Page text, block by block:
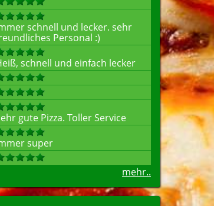
schnell und lecker. sehr
Personal :)
schnell und einfach lecker
gute Pizza. Toller Service
super
mehr..